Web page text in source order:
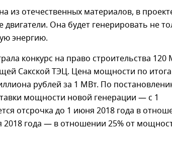
из отечественных материалов, в
Она будет генерировать не
энергию.
конкурс на право строительства 120
Сакской ТЭЦ. Цена мощности по
рублей за 1 МВт. По
мощности новой генерации — с 1
отсрочка до 1 июня 2018 года в
2018 года — в отношении 25% от